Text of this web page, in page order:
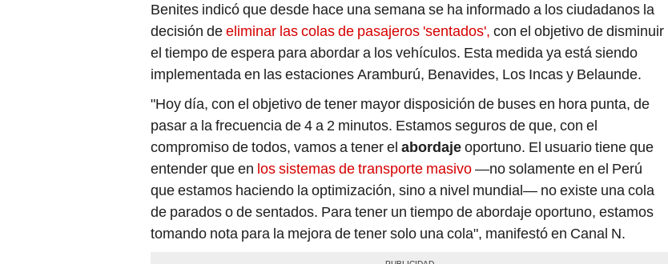
Benites indicó que desde hace una semana se ha informado a los ciudadanos la
decisión deeliminar las colas de pasajeros 'sentados', con el objetivo de disminuir
el tiempo de espera para abordar a los vehículos. Esta medida ya está siendo
implementada en las estaciones Aramburú, Benavides, Los Incas y Belaunde.
"Hoy día, con el objetivo de tener mayor disposición de buses en hora punta, de
pasar a la frecuencia de 4 a 2 minutos. Estamos seguros de que, con el
compromiso de todos, vamos a tener el abordajeoportuno. El usuario tiene que
entender que en los sistemas de transporte masivo—no solamente en el Perú
que estamos haciendo la optimización, sino a nivel mundial— no existe una cola
de parados o de sentados. Para tener un tiempo de abordaje oportuno, estamos
tomando nota para la mejora de tener solo una cola", manifestó en Canal N.